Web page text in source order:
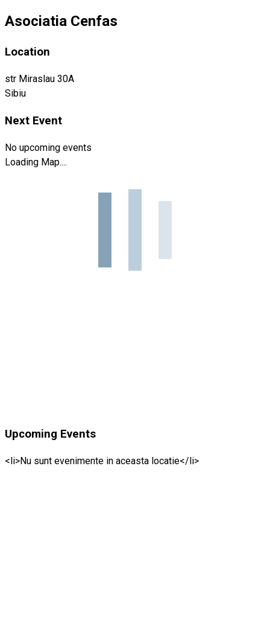
Asociatia Cenfas
Location
str Miraslau 30A
Sibiu
Next Event
No upcoming events
Loading Map....
Upcoming Events
<li>Nu sunt evenimente in aceasta locatie</li>